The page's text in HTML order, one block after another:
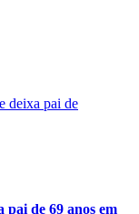
pai de 69 anos em